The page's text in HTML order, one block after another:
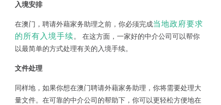
入境安排
在澳门，聘请外藉家务助理之前，你必须完成当地政府要求
的所有入境手续。 在这方面，一家好的中介公司可以帮你
以最简单的方式处理有关的入境手续。
文件处理
同样地，如果你想在澳门聘请外藉家务助理，你将需要处理大
量文件。在可靠的中介公司的帮助下，你可以更轻松方便地在